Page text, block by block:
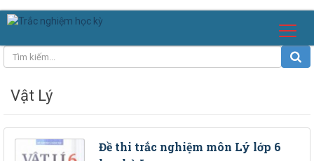
Vật Lý
Đề thi trắc nghiệm môn Lý lớp 6